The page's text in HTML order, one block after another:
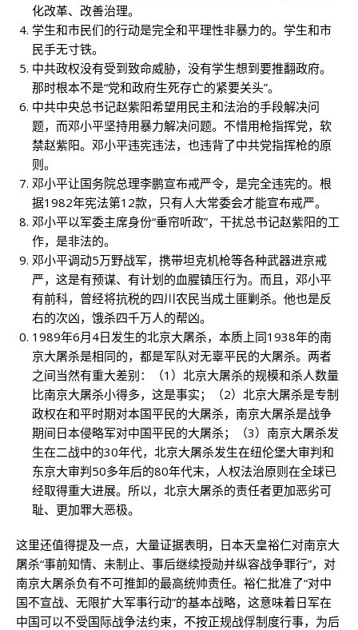
化改革、改善治理。
学生和市民们的行动是完全和平理性非暴力的。学生和市
民手无寸铁。
中共政权没有受到致命威胁，没有学生想到要推翻政府。
那时根本不是“党和政府生死存亡的紧要关头”。
中共中央总书记赵紫阳希望用民主和法治的手段解决问
题，而邓小平坚持用暴力解决问题。不惜用枪指挥党，软
禁赵紫阳。邓小平违宪违法，也违背了中共党指挥枪的原
则。
邓小平让国务院总理李鹏宣布戒严令，是完全违宪的。根
据1982年宪法第12款，只有人大常委会才能宣布戒严。
邓小平以军委主席身份“垂帘听政”，干扰总书记赵紫阳的工
作，是非法的。
邓小平调动5万野战军，携带坦克机枪等各种武器进京戒
严，这是有预谋、有计划的血腥镇压行为。而且，邓小平
有前科，曾经将抗税的四川农民当成土匪剿杀。他也是反
右的次凶，饿杀四千万人的帮凶。
1989年6月4日发生的北京大屠杀，本质上同1938年的南
京大屠杀是相同的，都是军队对无辜平民的大屠杀。两者
之间当然有重大差别：（1）北京大屠杀的规模和杀人数量
比南京大屠杀小得多，这是事实；（2）北京大屠杀是专制
政权在和平时期对本国平民的大屠杀，南京大屠杀是战争
期间日本侵略军对中国平民的大屠杀；（3）南京大屠杀发
生在二战中的30年代，北京大屠杀发生在纽伦堡大审判和
东京大审判50多年后的80年代末，人权法治原则在全球已
经取得重大进展。所以，北京大屠杀的责任者更加恶劣可
耻、更加罪大恶极。
这里还值得提及一点，大量证据表明，日本天皇裕仁对南京大
屠杀“事前知情、未制止、事后继续授勋并纵容战争罪行”，对
南京大屠杀负有不可推卸的最高统帅责任。裕仁批准了“对中
国不宣战、无限扩大军事行动”的基本战略，这意味着日军在
中国可以不受国际战争法约束，不按正规战俘制度行事，为后